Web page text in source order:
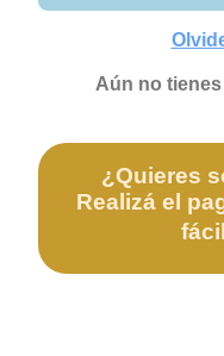
Aún no
¿Quieres
Realizá el